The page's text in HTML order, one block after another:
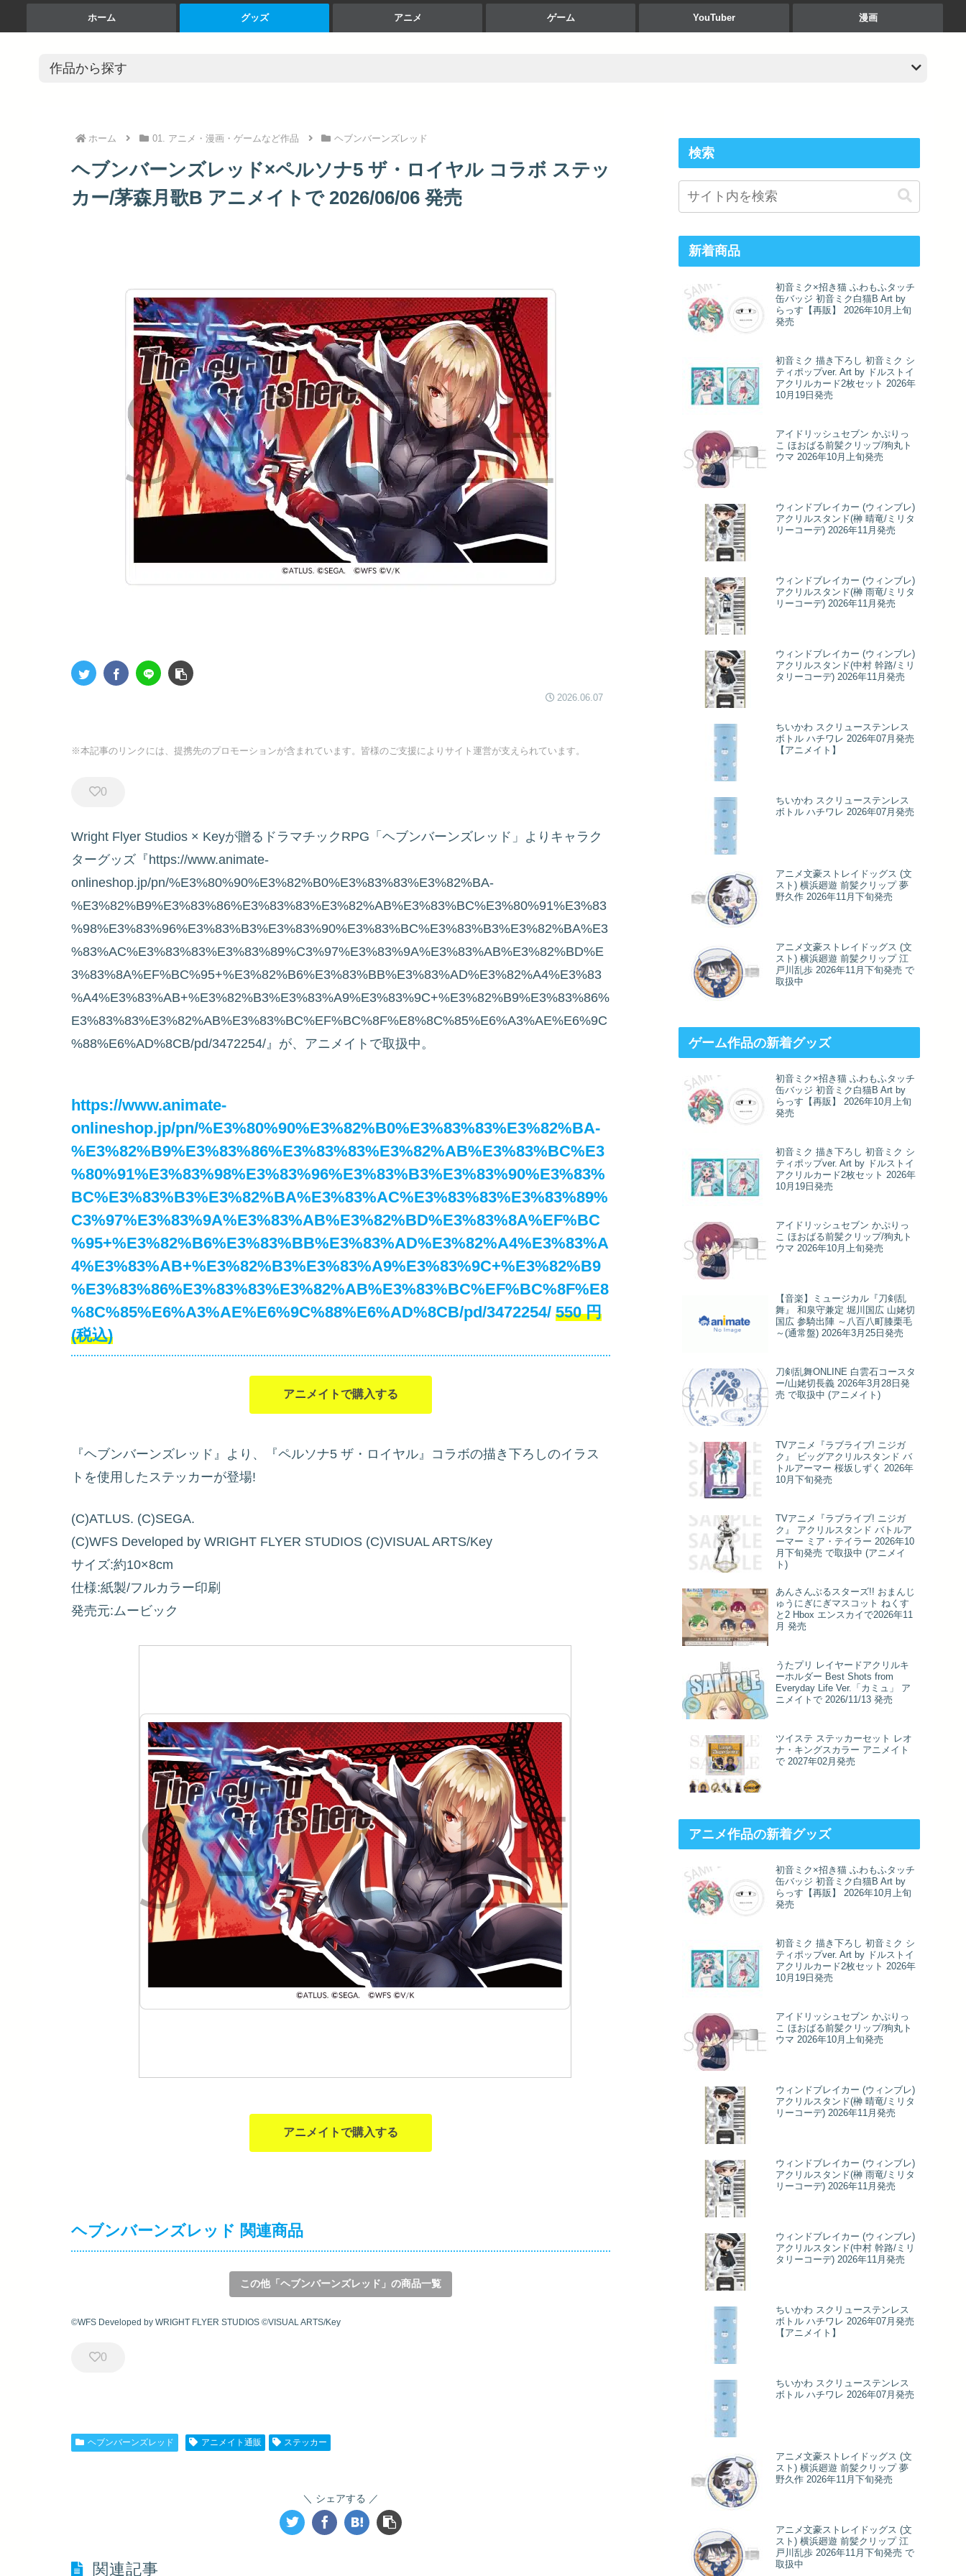
ホーム グッズ アニメ ゲーム YouTuber 漫画
ホーム 01. アニメ・漫画・ゲームなど作品 ヘブンバーンズレッド
ヘブンバーンズレッド×ペルソナ5 ザ・ロイヤル コラボ ステッ
カー/茅森月歌B アニメイトで 2026/06/06 発売
2026.06.07
※本記事のリンクには、提携先のプロモーションが含まれています。皆様のご支援によりサイト運営が支えられています。
0
Wright Flyer Studios × Keyが贈るドラマチックRPG「ヘブンバーンズレッド」よりキャラク
ターグッズ『https://www.animate-
onlineshop.jp/pn/%E3%80%90%E3%82%B0%E3%83%83%E3%82%BA-
%E3%82%B9%E3%83%86%E3%83%83%E3%82%AB%E3%83%BC%E3%80%91%E3%83
%98%E3%83%96%E3%83%B3%E3%83%90%E3%83%BC%E3%83%B3%E3%82%BA%E3
%83%AC%E3%83%83%E3%83%89%C3%97%E3%83%9A%E3%83%AB%E3%82%BD%E
3%83%8A%EF%BC%95+%E3%82%B6%E3%83%BB%E3%83%AD%E3%82%A4%E3%83
%A4%E3%83%AB+%E3%82%B3%E3%83%A9%E3%83%9C+%E3%82%B9%E3%83%86%
E3%83%83%E3%82%AB%E3%83%BC%EF%BC%8F%E8%8C%85%E6%A3%AE%E6%9C
%88%E6%AD%8CB/pd/3472254/』が、アニメイトで取扱中。
https://www.animate-
onlineshop.jp/pn/%E3%80%90%E3%82%B0%E3%83%83%E3%82%BA-
%E3%82%B9%E3%83%86%E3%83%83%E3%82%AB%E3%83%BC%E3
%80%91%E3%83%98%E3%83%96%E3%83%B3%E3%83%90%E3%83%
BC%E3%83%B3%E3%82%BA%E3%83%AC%E3%83%83%E3%83%89%
C3%97%E3%83%9A%E3%83%AB%E3%82%BD%E3%83%8A%EF%BC
%95+%E3%82%B6%E3%83%BB%E3%83%AD%E3%82%A4%E3%83%A
4%E3%83%AB+%E3%82%B3%E3%83%A9%E3%83%9C+%E3%82%B9
%E3%83%86%E3%83%83%E3%82%AB%E3%83%BC%EF%BC%8F%E8
%8C%85%E6%A3%AE%E6%9C%88%E6%AD%8CB/pd/3472254/ 550 円
(税込)
アニメイトで購入する
『ヘブンバーンズレッド』より、『ペルソナ5 ザ・ロイヤル』コラボの描き下ろしのイラス
トを使用したステッカーが登場!
(C)ATLUS. (C)SEGA.
(C)WFS Developed by WRIGHT FLYER STUDIOS (C)VISUAL ARTS/Key
サイズ:約10×8cm
仕様:紙製/フルカラー印刷
発売元:ムービック
アニメイトで購入する
ヘブンバーンズレッド 関連商品
この他「ヘブンバーンズレッド」の商品一覧
©WFS Developed by WRIGHT FLYER STUDIOS ©VISUAL ARTS/Key
0
ヘブンバーンズレッド アニメイト通販 ステッカー
シェアする
関連記事
検索
新着商品
初音ミク×招き猫 ふわもふタッチ
缶バッジ 初音ミク白猫B Art by
らっす【再販】 2026年10月上旬
発売
初音ミク 描き下ろし 初音ミク シ
ティポップver. Art by ドルストイ
アクリルカード2枚セット 2026年
10月19日発売
アイドリッシュセブン かぷりっ
こ ほおばる前髪クリップ/狗丸ト
ウマ 2026年10月上旬発売
ウィンドブレイカー (ウィンブレ)
アクリルスタンド(榊 晴竜/ミリタ
リーコーデ) 2026年11月発売
ウィンドブレイカー (ウィンブレ)
アクリルスタンド(榊 雨竜/ミリタ
リーコーデ) 2026年11月発売
ウィンドブレイカー (ウィンブレ)
アクリルスタンド(中村 幹路/ミリ
タリーコーデ) 2026年11月発売
ちいかわ スクリューステンレス
ボトル ハチワレ 2026年07月発売
【アニメイト】
ちいかわ スクリューステンレス
ボトル ハチワレ 2026年07月発売
アニメ文豪ストレイドッグス (文
スト) 横浜廻遊 前髪クリップ 夢
野久作 2026年11月下旬発売
アニメ文豪ストレイドッグス (文
スト) 横浜廻遊 前髪クリップ 江
戸川乱歩 2026年11月下旬発売 で
取扱中
ゲーム作品の新着グッズ
初音ミク×招き猫 ふわもふタッチ
缶バッジ 初音ミク白猫B Art by
らっす【再販】 2026年10月上旬
発売
初音ミク 描き下ろし 初音ミク シ
ティポップver. Art by ドルストイ
アクリルカード2枚セット 2026年
10月19日発売
アイドリッシュセブン かぷりっ
こ ほおばる前髪クリップ/狗丸ト
ウマ 2026年10月上旬発売
【音楽】ミュージカル『刀剣乱
舞』 和泉守兼定 堀川国広 山姥切
国広 参騎出陣 ～八百八町膝栗毛
～(通常盤) 2026年3月25日発売
刀剣乱舞ONLINE 白雲石コースタ
ー/山姥切長義 2026年3月28日発
売 で取扱中 (アニメイト)
TVアニメ『ラブライブ! ニジガ
ク』 ビッグアクリルスタンド バ
トルアーマー 桜坂しずく 2026年
10月下旬発売
TVアニメ『ラブライブ! ニジガ
ク』 アクリルスタンド バトルア
ーマー ミア・テイラー 2026年10
月下旬発売 で取扱中 (アニメイ
ト)
あんさんぶるスターズ!! おまんじ
ゅうにぎにぎマスコット ねくす
と2 Hbox エンスカイで2026年11
月 発売
うたプリ レイヤードアクリルキ
ーホルダー Best Shots from
Everyday Life Ver.「カミュ」 ア
ニメイトで 2026/11/13 発売
ツイステ ステッカーセット レオ
ナ・キングスカラー アニメイト
で 2027年02月発売
アニメ作品の新着グッズ
初音ミク×招き猫 ふわもふタッチ
缶バッジ 初音ミク白猫B Art by
らっす【再販】 2026年10月上旬
発売
初音ミク 描き下ろし 初音ミク シ
ティポップver. Art by ドルストイ
アクリルカード2枚セット 2026年
10月19日発売
アイドリッシュセブン かぷりっ
こ ほおばる前髪クリップ/狗丸ト
ウマ 2026年10月上旬発売
ウィンドブレイカー (ウィンブレ)
アクリルスタンド(榊 晴竜/ミリタ
リーコーデ) 2026年11月発売
ウィンドブレイカー (ウィンブレ)
アクリルスタンド(榊 雨竜/ミリタ
リーコーデ) 2026年11月発売
ウィンドブレイカー (ウィンブレ)
アクリルスタンド(中村 幹路/ミリ
タリーコーデ) 2026年11月発売
ちいかわ スクリューステンレス
ボトル ハチワレ 2026年07月発売
【アニメイト】
ちいかわ スクリューステンレス
ボトル ハチワレ 2026年07月発売
アニメ文豪ストレイドッグス (文
スト) 横浜廻遊 前髪クリップ 夢
野久作 2026年11月下旬発売
アニメ文豪ストレイドッグス (文
スト) 横浜廻遊 前髪クリップ 江
戸川乱歩 2026年11月下旬発売 で
取扱中